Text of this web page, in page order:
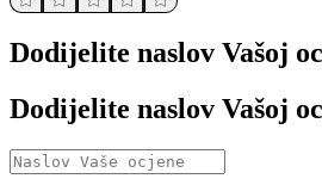
Dodijelite naslov Vašoj
Dodijelite naslov Vašoj